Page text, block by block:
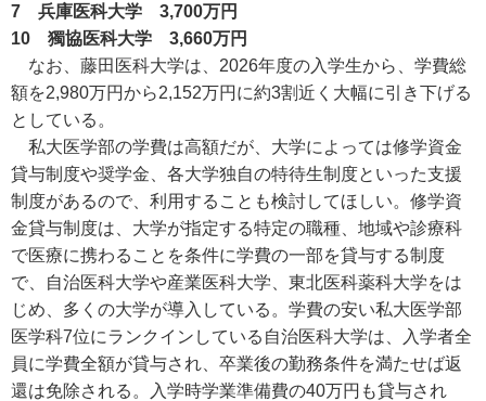
7 兵庫医科大学 3,700万円
10 獨協医科大学 3,660万円
なお、藤田医科大学は、2026年度の入学生から、学費総
額を2,980万円から2,152万円に約3割近く大幅に引き下げる
としている。
私大医学部の学費は高額だが、大学によっては修学資金
貸与制度や奨学金、各大学独自の特待生制度といった支援
制度があるので、利用することも検討してほしい。修学資
金貸与制度は、大学が指定する特定の職種、地域や診療科
で医療に携わることを条件に学費の一部を貸与する制度
で、自治医科大学や産業医科大学、東北医科薬科大学をは
じめ、多くの大学が導入している。学費の安い私大医学部
医学科7位にランクインしている自治医科大学は、入学者全
員に学費全額が貸与され、卒業後の勤務条件を満たせば返
還は免除される。入学時学業準備費の40万円も貸与され